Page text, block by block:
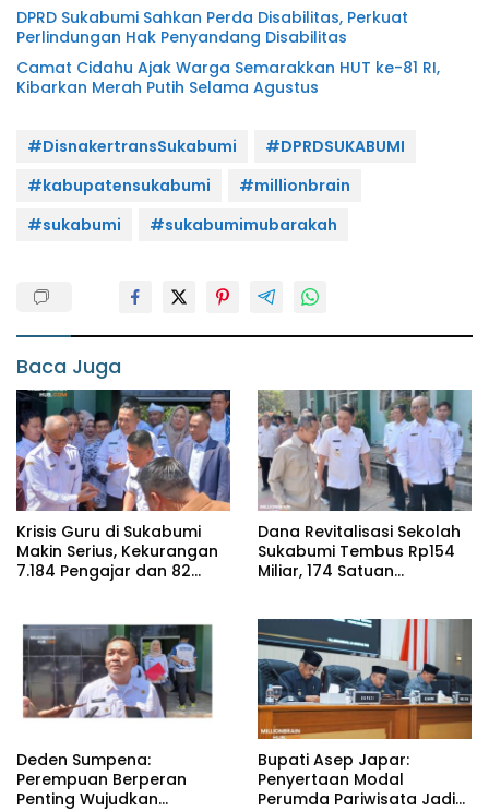
DPRD Sukabumi Sahkan Perda Disabilitas, Perkuat
Perlindungan Hak Penyandang Disabilitas
Camat Cidahu Ajak Warga Semarakkan HUT ke-81 RI,
Kibarkan Merah Putih Selama Agustus
#DisnakertransSukabumi
#DPRDSUKABUMI
#kabupatensukabumi
#millionbrain
#sukabumi
#sukabumimubarakah
Baca Juga
Krisis Guru di Sukabumi
Makin Serius, Kekurangan
7.184 Pengajar dan 82
Dana Revitalisasi Sekolah
Sukabumi Tembus Rp154
Miliar, 174 Satuan
Deden Sumpena:
Perempuan Berperan
Penting Wujudkan
Bupati Asep Japar:
Penyertaan Modal
Perumda Pariwisata Jadi